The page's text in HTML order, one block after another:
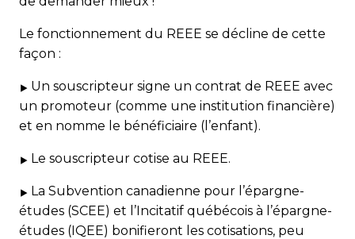
Le fonctionnement du REEE se décline de cette
façon :
Un souscripteur signe un contrat de REEE avec
un promoteur (comme une institution financière)
et en nomme le bénéficiaire (l’enfant).
Le souscripteur cotise au REEE.
La Subvention canadienne pour l’épargne-
études (SCEE) et l’Incitatif québécois à l’épargne-
études (IQEE) bonifieront les cotisations, peu